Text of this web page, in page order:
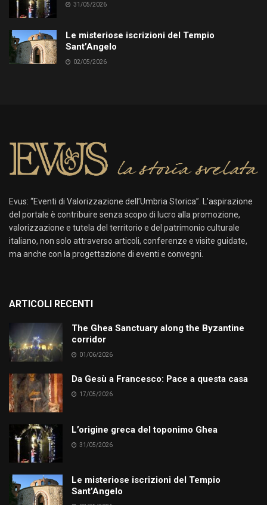
31/05/2026
Le misteriose iscrizioni del Tempio
Sant’Angelo
02/05/2026
Evus: “Eventi di Valorizzazione dell’Umbria Storica”. L’aspirazione
del portale è contribuire senza scopo di lucro alla promozione,
valorizzazione e tutela del territorio e del patrimonio culturale
italiano, non solo attraverso articoli, conferenze e visite guidate,
ma anche con la progettazione di eventi e convegni.
ARTICOLI RECENTI
The Ghea Sanctuary along the Byzantine
corridor
01/06/2026
Da Gesù a Francesco: Pace a questa casa
17/05/2026
L’origine greca del toponimo Ghea
31/05/2026
Le misteriose iscrizioni del Tempio
Sant’Angelo